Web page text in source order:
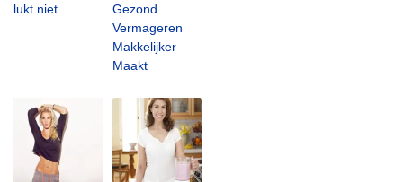
lukt niet
Gezond
Vermageren
Makkelijker
Maakt